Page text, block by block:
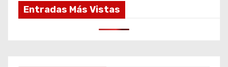
Entradas Más Vistas